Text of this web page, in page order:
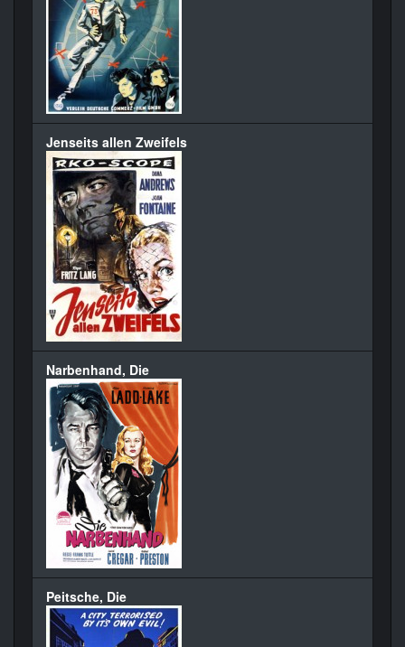
Jenseits allen Zweifels
Narbenhand, Die
Peitsche, Die